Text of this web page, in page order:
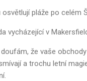
pláže po celém
vycházející v
že vaše
a trochu letní